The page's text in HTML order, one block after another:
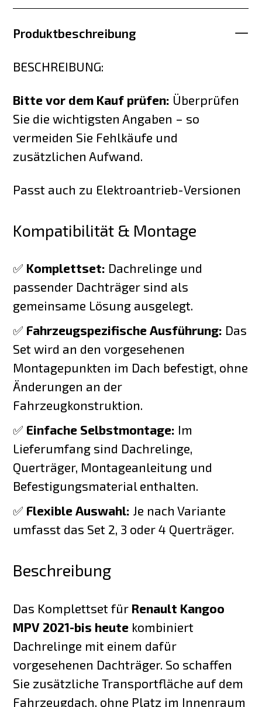
Produktbeschreibung
BESCHREIBUNG:
Bitte vor dem Kauf prüfen: Überprüfen
Sie die wichtigsten Angaben – so
vermeiden Sie Fehlkäufe und
zusätzlichen Aufwand.
Passt auch zu Elektroantrieb-Versionen
Kompatibilität & Montage
✅ Komplettset: Dachrelinge und
passender Dachträger sind als
gemeinsame Lösung ausgelegt.
✅ Fahrzeugspezifische Ausführung: Das
Set wird an den vorgesehenen
Montagepunkten im Dach befestigt, ohne
Änderungen an der
Fahrzeugkonstruktion.
✅ Einfache Selbstmontage: Im
Lieferumfang sind Dachrelinge,
Querträger, Montageanleitung und
Befestigungsmaterial enthalten.
✅ Flexible Auswahl: Je nach Variante
umfasst das Set 2, 3 oder 4 Querträger.
Beschreibung
Das Komplettset für Renault Kangoo
MPV 2021-bis heute kombiniert
Dachrelinge mit einem dafür
vorgesehenen Dachträger. So schaffen
Sie zusätzliche Transportfläche auf dem
Fahrzeugdach, ohne Platz im Innenraum